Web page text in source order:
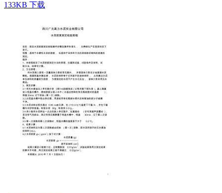
133KB 下载